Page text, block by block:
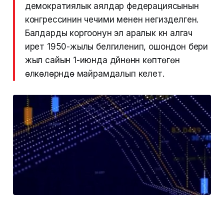
демократиялык аялдар федерациясынын
конгрессинин чечими менен негизделген.
Балдарды коргоонун эл аралык күнү алгач
ирет 1950-жылы белгиленип, ошондон бери
жыл сайын 1-июнда дүйнөнүн көптөгөн
өлкөлөрүндө майрамдалып келет.